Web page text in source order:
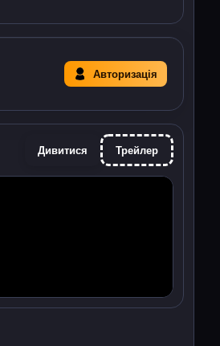
Авторизація
Дивитися Трейлер